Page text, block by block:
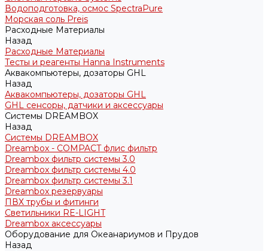
Водоподготовка, осмос SpectraPure
Морская соль Preis
Расходные Материалы
Назад
Расходные Материалы
Тесты и реагенты Hanna Instruments
Аквакомпьютеры, дозаторы GHL
Назад
Аквакомпьютеры, дозаторы GHL
GHL сенсоры, датчики и аксессуары
Системы DREAMBOX
Назад
Системы DREAMBOX
Dreambox - COMPACT флис фильтр
Dreambox фильтр системы 3.0
Dreambox фильтр системы 4.0
Dreambox фильтр системы 3.1
Dreambox резервуары
ПВХ трубы и фитинги
Светильники RE-LIGHT
Dreambox аксессуары
Оборудование для Океанариумов и Прудов
Назад